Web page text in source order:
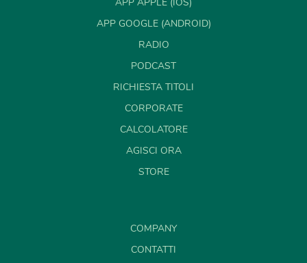
APP GOOGLE (ANDROID)
RADIO
PODCAST
RICHIESTA TITOLI
CORPORATE
CALCOLATORE
AGISCI ORA
STORE
COMPANY
CONTATTI